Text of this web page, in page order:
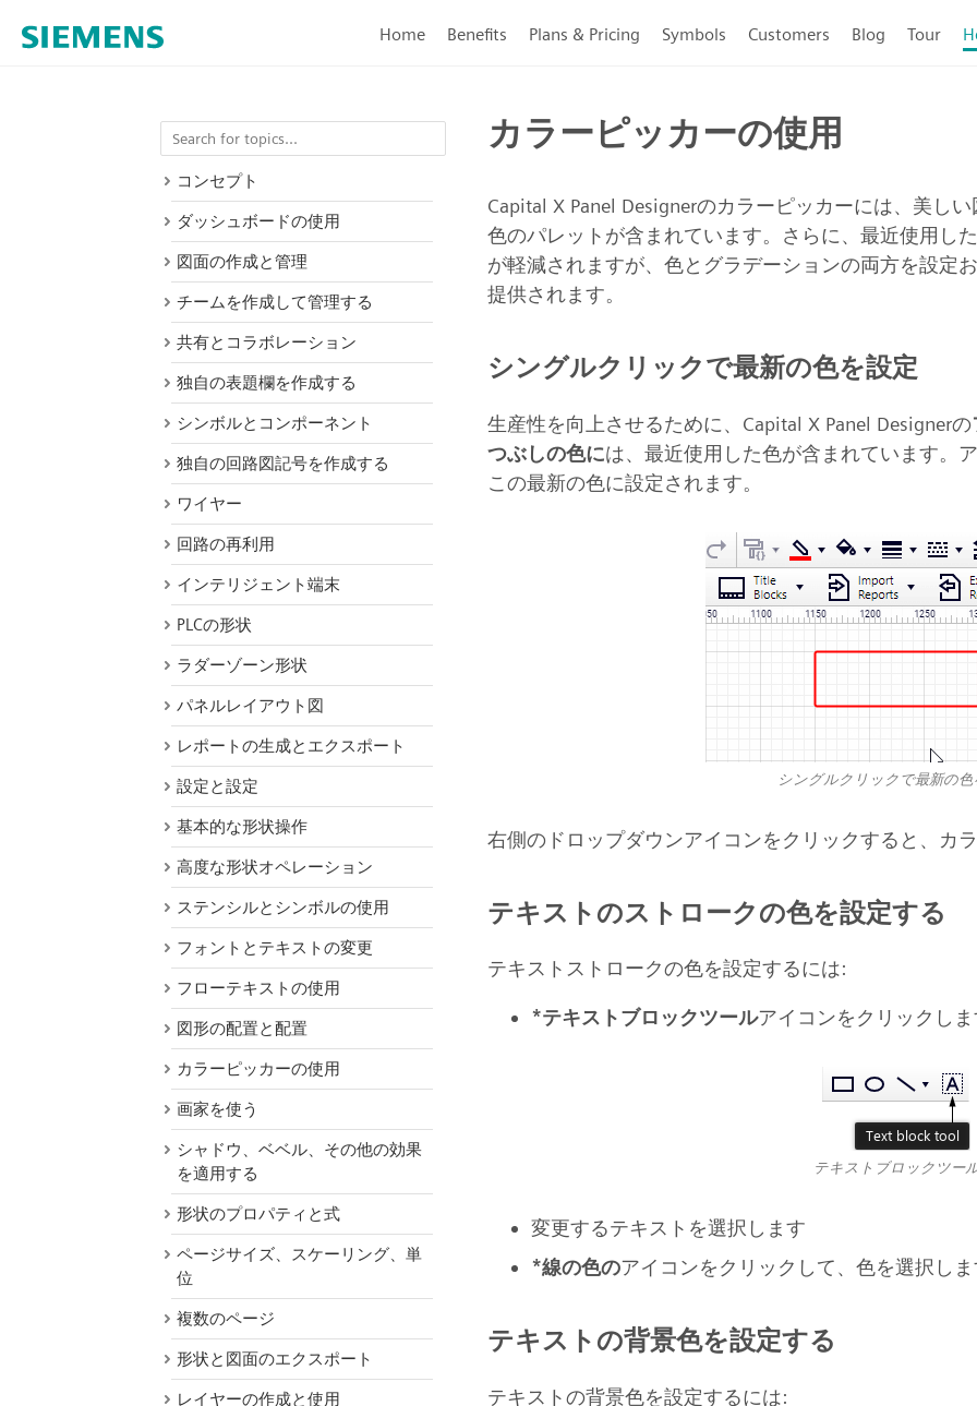
Home Benefits Plans & Pricing Symbols Customers Blog Tour
コンセプト
ダッシュボードの使用
図面の作成と管理
チームを作成して管理する
共有とコラボレーション
独自の表題欄を作成する
シンボルとコンポーネント
独自の回路図記号を作成する
ワイヤー
回路の再利用
インテリジェント端末
PLCの形状
ラダーゾーン形状
パネルレイアウト図
レポートの生成とエクスポート
設定と設定
基本的な形状操作
高度な形状オペレーション
ステンシルとシンボルの使用
フォントとテキストの変更
フローテキストの使用
図形の配置と配置
カラーピッカーの使用
画家を使う
シャドウ、ベベル、その他の効果
を適用する
形状のプロパティと式
ページサイズ、スケーリング、単
位
複数のページ
形状と図面のエクスポート
レイヤーの作成と使用
カラーピッカーの使用
Capital X Panel Designerのカラーピッカーには、美し
色のパレットが含まれています。さらに、最近使用し
が軽減されますが、色とグラデーションの両方を設定
提供されます。
シングルクリックで最新の色を設定
生産性を向上させるために、Capital X Panel Designerの
つぶしの色には、最近使用した色が含まれています。
この最新の色に設定されます。
シングルクリックで最新の色
右側のドロップダウンアイコンをクリックすると、カ
テキストのストロークの色を設定する
テキストストロークの色を設定するには:
*テキストブロックツールアイコンをクリックしま
テキストブロックツー
変更するテキストを選択します
*線の色のアイコンをクリックして、色を選択しま
テキストの背景色を設定する
テキストの背景色を設定するには: